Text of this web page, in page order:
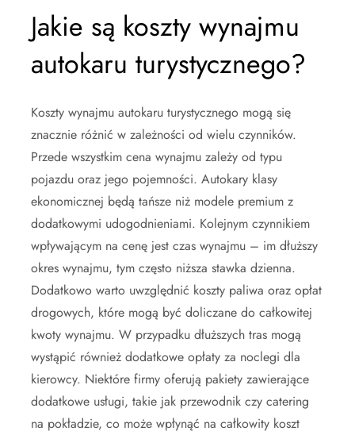
Jakie są koszty wynajmu
autokaru turystycznego?
Koszty wynajmu autokaru turystycznego mogą się
znacznie różnić w zależności od wielu czynników.
Przede wszystkim cena wynajmu zależy od typu
pojazdu oraz jego pojemności. Autokary klasy
ekonomicznej będą tańsze niż modele premium z
dodatkowymi udogodnieniami. Kolejnym czynnikiem
wpływającym na cenę jest czas wynajmu – im dłuższy
okres wynajmu, tym często niższa stawka dzienna.
Dodatkowo warto uwzględnić koszty paliwa oraz opłat
drogowych, które mogą być doliczane do całkowitej
kwoty wynajmu. W przypadku dłuższych tras mogą
wystąpić również dodatkowe opłaty za noclegi dla
kierowcy. Niektóre firmy oferują pakiety zawierające
dodatkowe usługi, takie jak przewodnik czy catering
na pokładzie, co może wpłynąć na całkowity koszt